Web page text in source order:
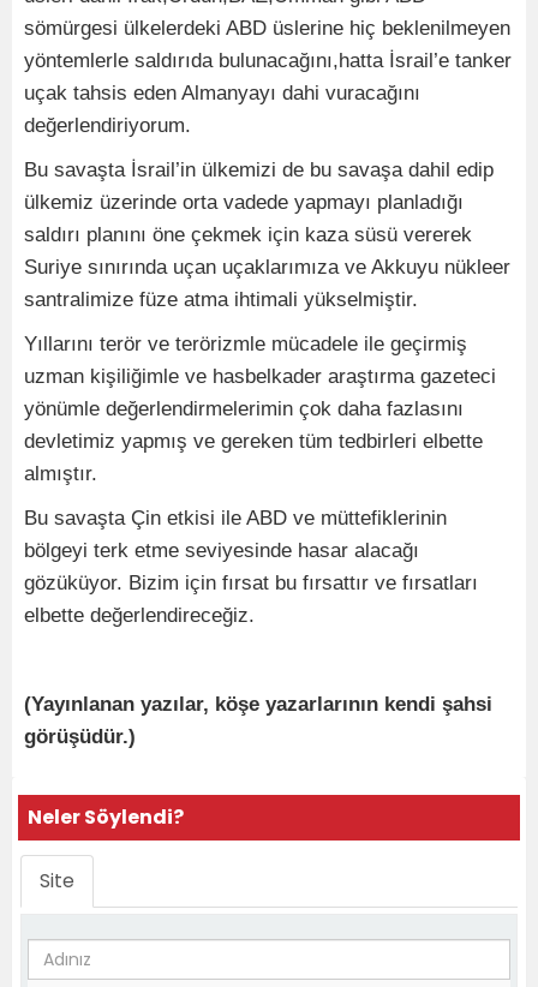
sömürgesi ülkelerdeki ABD üslerine hiç beklenilmeyen
yöntemlerle saldırıda bulunacağını,hatta İsrail’e tanker
uçak tahsis eden Almanyayı dahi vuracağını
değerlendiriyorum.
Bu savaşta İsrail’in ülkemizi de bu savaşa dahil edip
ülkemiz üzerinde orta vadede yapmayı planladığı
saldırı planını öne çekmek için kaza süsü vererek
Suriye sınırında uçan uçaklarımıza ve Akkuyu nükleer
santralimize füze atma ihtimali yükselmiştir.
Yıllarını terör ve terörizmle mücadele ile geçirmiş
uzman kişiliğimle ve hasbelkader araştırma gazeteci
yönümle değerlendirmelerimin çok daha fazlasını
devletimiz yapmış ve gereken tüm tedbirleri elbette
almıştır.
Bu savaşta Çin etkisi ile ABD ve müttefiklerinin
bölgeyi terk etme seviyesinde hasar alacağı
gözüküyor. Bizim için fırsat bu fırsattır ve fırsatları
elbette değerlendireceğiz.
(Yayınlanan yazılar, köşe yazarlarının kendi şahsi
görüşüdür.)
Neler Söylendi?
Site